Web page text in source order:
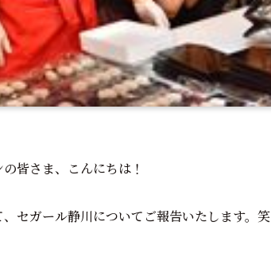
皆さま、こんにちは！
セガール静川についてご報告いたします。笑